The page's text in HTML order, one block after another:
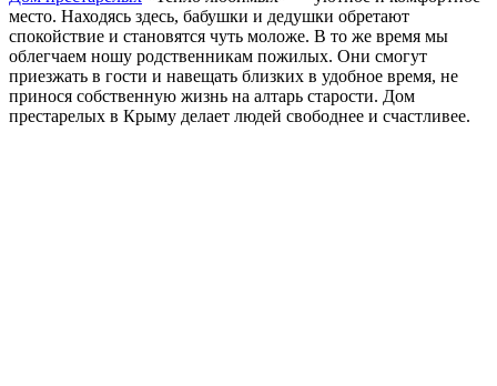
место. Находясь здесь, бабушки и дедушки обретают
спокойствие и становятся чуть моложе. В то же время мы
облегчаем ношу родственникам пожилых. Они смогут
приезжать в гости и навещать близких в удобное время, не
принося собственную жизнь на алтарь старости. Дом
престарелых в Крыму делает людей свободнее и счастливее.